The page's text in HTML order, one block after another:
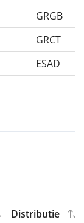
GRGB
GRCT
ESAD
Distributie